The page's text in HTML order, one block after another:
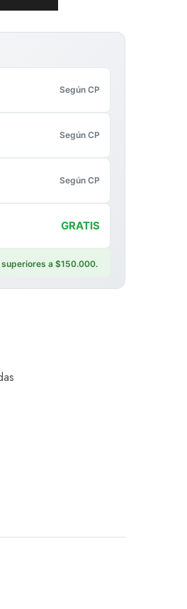
Según CP
Según CP
Según CP
GRATIS
a $150.000.